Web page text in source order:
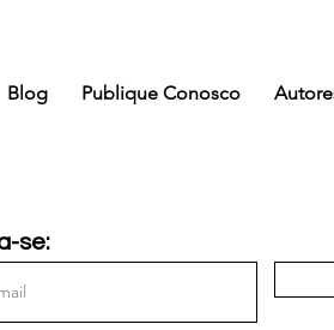
Blog Publique Conosco
se: